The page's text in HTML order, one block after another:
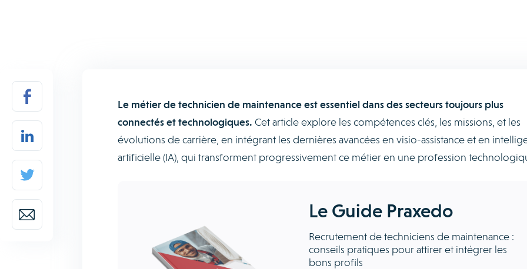
Le métier de technicien de maintenance est essentiel dans des secteurs toujours plus
connectés et technologiques. Cet article explore les compétences clés, les missions, et les
évolutions de carrière, en intégrant les dernières avancées en visio-assistance et en
artificielle (IA), qui transforment progressivement ce métier en une profession
Le Guide Praxedo
Recrutement de techniciens de maintenance :
conseils pratiques pour attirer et intégrer les
bons profils